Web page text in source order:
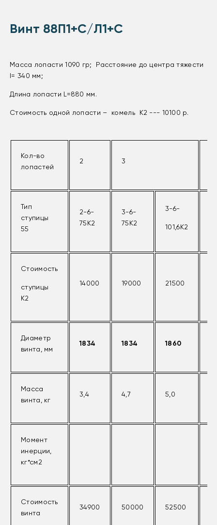
Винт 88П1+С/Л1+С
Масса лопасти 1090 гр; Расстояние до центра тяжести
l= 340 мм;
Длина лопасти L=880 мм.
Стоимость одной лопасти – комель К2 --- 10100 р.
Кол-во
лопастей
2 3
Тип
ступицы
55
2-6-
75К2
3-6-
75К2
3-6-
101,6К2
Стоимость
ступицы
К2
14000 19000 21500
Диаметр
винта, мм
1834 1834 1860
Масса
винта, кг
3,4 4,7 5,0
Момент
инерции,
кг*см2
Стоимость
винта
34900 50000 52500